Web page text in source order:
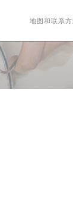
((在新窗口中打开))
((在新窗口中打
地图和联系